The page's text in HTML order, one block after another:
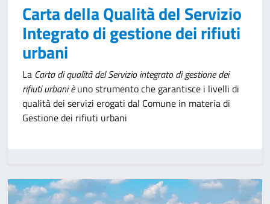
Carta della Qualità del Servizio
Integrato di gestione dei rifiuti
urbani
La Carta di qualità del Servizio integrato di gestione dei
rifiuti urbani èuno strumento che garantisce i livelli di
qualità dei servizi erogati dal Comune in materia di
Gestione dei rifiuti urbani